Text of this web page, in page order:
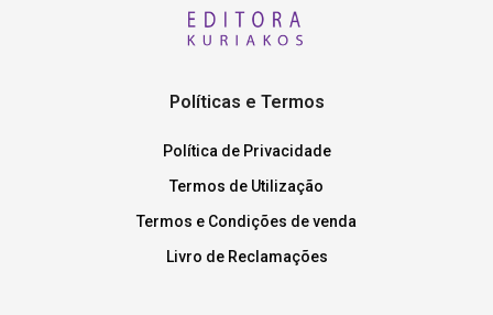
Políticas e Termos
Política de Privacidade
Termos de Utilização
Termos e Condições de venda
Livro de Reclamações